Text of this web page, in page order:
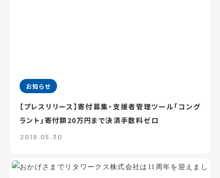
お知らせ
【プレスリリース】寄付募集・支援者管理ツール「コング
ラント」寄付額20万円まで決済手数料ゼロ
2019.05.30